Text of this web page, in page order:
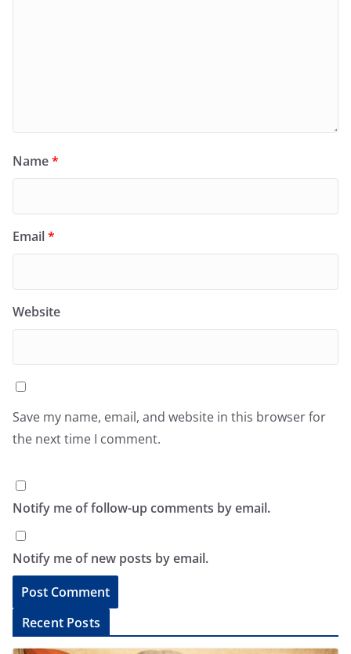
Name*
Email*
Website
Save my name, email, and website in this browser for
the next time I comment.
Notify me of follow-up comments by email.
Notify me of new posts by email.
l
Recent Posts